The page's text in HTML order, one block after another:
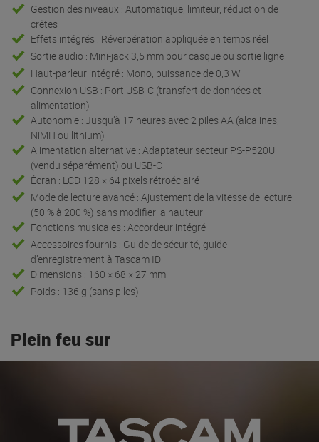
Gestion des niveaux : Automatique, limiteur, réduction de
crêtes
Effets intégrés : Réverbération appliquée en temps réel
Sortie audio : Mini-jack 3,5 mm pour casque ou sortie ligne
Haut-parleur intégré : Mono, puissance de 0,3 W
Connexion USB : Port USB-C (transfert de données et
alimentation)
Autonomie : Jusqu’à 17 heures avec 2 piles AA (alcalines,
NiMH ou lithium)
Alimentation alternative : Adaptateur secteur PS-P520U
(vendu séparément) ou USB-C
Écran : LCD 128 × 64 pixels rétroéclairé
Mode de lecture avancé : Ajustement de la vitesse de lecture
(50 % à 200 %) sans modifier la hauteur
Fonctions musicales : Accordeur intégré
Accessoires fournis : Guide de sécurité, guide
d’enregistrement à Tascam ID
Dimensions : 160 × 68 × 27 mm
Poids : 136 g (sans piles)
Plein feu sur